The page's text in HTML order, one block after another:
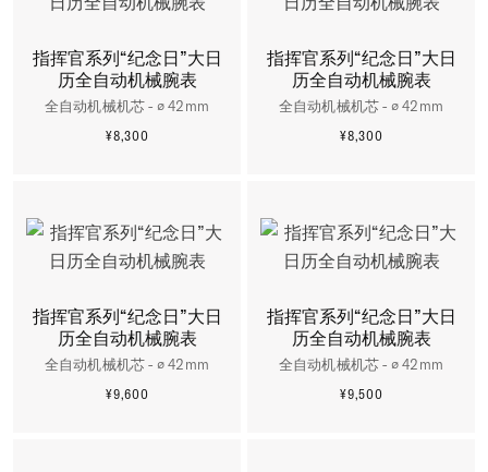
指挥官系列“纪念日”大日
历全自动机械腕表
全自动机械机芯 - ∅ 42mm
¥8,300
指挥官系列“纪念日”大日
历全自动机械腕表
全自动机械机芯 - ∅ 42mm
¥8,300
指挥官系列“纪念日”大日
历全自动机械腕表
全自动机械机芯 - ∅ 42mm
¥9,600
指挥官系列“纪念日”大日
历全自动机械腕表
全自动机械机芯 - ∅ 42mm
¥9,500